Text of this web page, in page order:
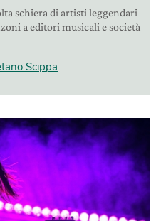
schiera di artisti leggendari
a editori musicali e società
Scippa